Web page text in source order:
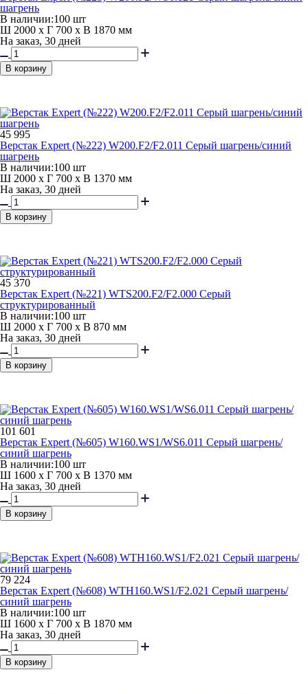
шагрень
В наличии:100 шт
Ш 2000 x Г 700 x В 1870 мм
На заказ, 30 дней
В корзину
45 995
Верстак Expert (№222) W200.F2/F2.011 Серый шагрень/синий
шагрень
В наличии:100 шт
Ш 2000 x Г 700 x В 1370 мм
На заказ, 30 дней
В корзину
45 370
Верстак Expert (№221) WTS200.F2/F2.000 Серый
структурированный
В наличии:100 шт
Ш 2000 x Г 700 x В 870 мм
На заказ, 30 дней
В корзину
101 601
Верстак Expert (№605) W160.WS1/WS6.011 Серый шагрень/
синий шагрень
В наличии:100 шт
Ш 1600 x Г 700 x В 1370 мм
На заказ, 30 дней
В корзину
79 224
Верстак Expert (№608) WTH160.WS1/F2.021 Серый шагрень/
синий шагрень
В наличии:100 шт
Ш 1600 x Г 700 x В 1870 мм
На заказ, 30 дней
В корзину